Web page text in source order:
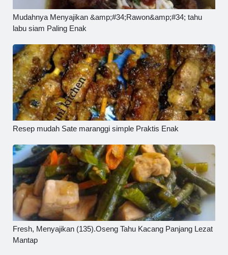
Mudahnya Menyajikan &amp;#34;Rawon&amp;#34; tahu
labu siam Paling Enak
Resep mudah Sate maranggi simple Praktis Enak
Fresh, Menyajikan (135).Oseng Tahu Kacang Panjang Lezat
Mantap